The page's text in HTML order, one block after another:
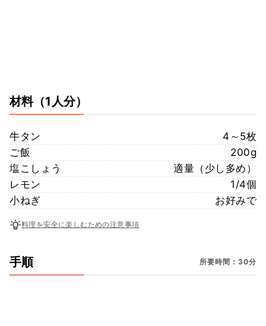
材料（1人分）
牛タン
4～5枚
ご飯
200g
塩こしょう
適量（少し多め）
レモン
1/4個
小ねぎ
お好みで
料理を安全に楽しむための注意事項
手順 所要時間：30分